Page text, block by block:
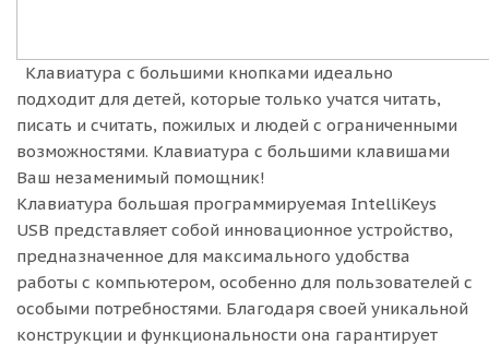
Клавиатура с большими кнопками идеально
подходит для детей, которые только учатся читать,
писать и считать, пожилых и людей с ограниченными
возможностями. Клавиатура с большими клавишами
Ваш незаменимый помощник!
Клавиатура большая программируемая IntelliKeys
USB представляет собой инновационное устройство,
предназначенное для максимального удобства
работы с компьютером, особенно для пользователей с
особыми потребностями. Благодаря своей уникальной
конструкции и функциональности она гарантирует